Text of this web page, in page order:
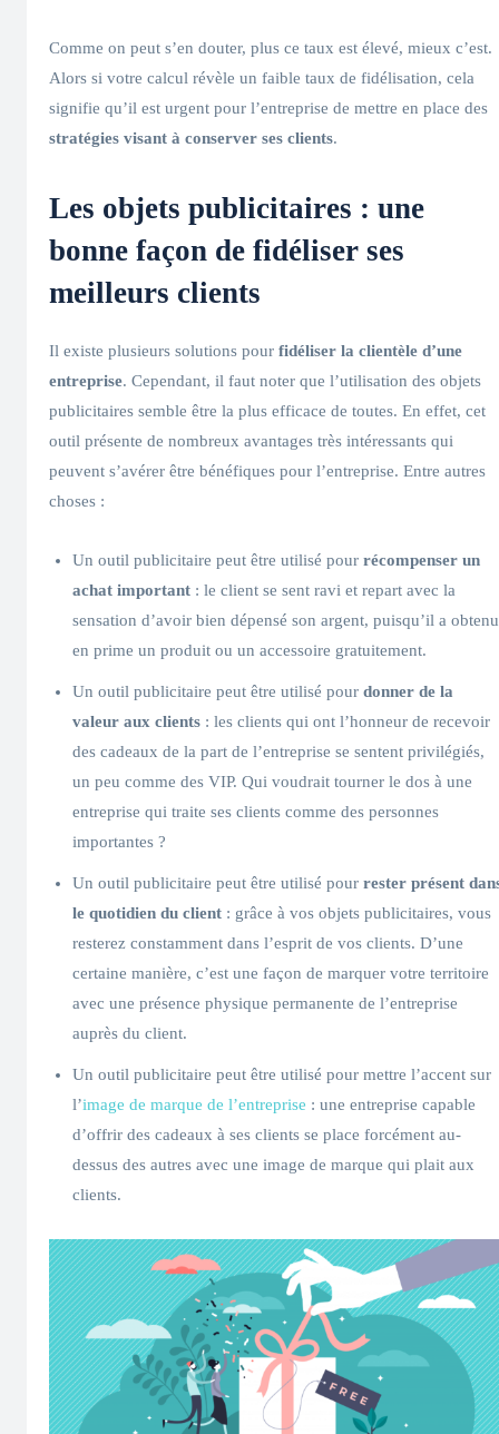
Comme on peut s’en douter, plus ce taux est élevé, mieux c’est.
Alors si votre calcul révèle un faible taux de fidélisation, cela
signifie qu’il est urgent pour l’entreprise de mettre en place des
stratégies visant à conserver ses clients.
Les objets publicitaires : une
bonne façon de fidéliser ses
meilleurs clients
Il existe plusieurs solutions pour fidéliser la clientèle d’une
entreprise. Cependant, il faut noter que l’utilisation des objets
publicitaires semble être la plus efficace de toutes. En effet, cet
outil présente de nombreux avantages très intéressants qui
peuvent s’avérer être bénéfiques pour l’entreprise. Entre autres
choses :
Un outil publicitaire peut être utilisé pour récompenser un
achat important : le client se sent ravi et repart avec la
sensation d’avoir bien dépensé son argent, puisqu’il a obtenu
en prime un produit ou un accessoire gratuitement.
Un outil publicitaire peut être utilisé pour donner de la
valeur aux clients : les clients qui ont l’honneur de recevoir
des cadeaux de la part de l’entreprise se sentent privilégiés,
un peu comme des VIP. Qui voudrait tourner le dos à une
entreprise qui traite ses clients comme des personnes
importantes ?
Un outil publicitaire peut être utilisé pour rester présent
le quotidien du client : grâce à vos objets publicitaires, vous
resterez constamment dans l’esprit de vos clients. D’une
certaine manière, c’est une façon de marquer votre territoire
avec une présence physique permanente de l’entreprise
auprès du client.
Un outil publicitaire peut être utilisé pour mettre l’accent sur
l’image de marque de l’entreprise : une entreprise capable
d’offrir des cadeaux à ses clients se place forcément au-
dessus des autres avec une image de marque qui plait aux
clients.